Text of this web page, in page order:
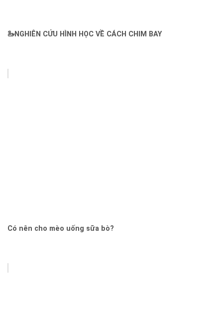
🦢NGHIÊN CỨU HÌNH HỌC VỀ CÁCH CHIM BAY
Có nên cho mèo uống sữa bò?